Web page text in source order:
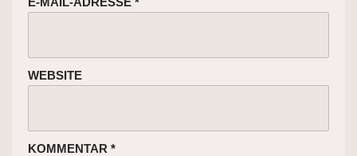
WEBSITE
KOMMENTAR *